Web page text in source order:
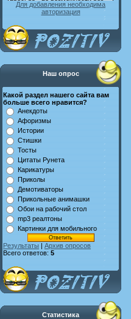
Для добавления необходима
авторизация
Наш опрос
Какой раздел нашего сайта вам
больше всего нравится?
Анекдоты
Афоризмы
Истории
Стишки
Тосты
Цитаты Рунета
Карикатуры
Приколы
Демотиваторы
Прикольные анимашки
Обои на рабочий стол
mp3 реалтоны
Картинки для мобильного
Результаты | Архив опросов
Всего ответов: 5
Статистика